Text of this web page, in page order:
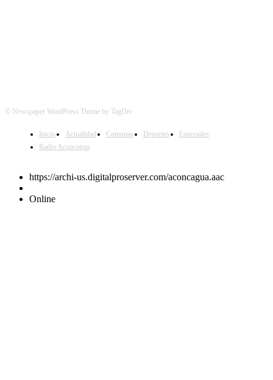
© Newspaper WordPress Theme by TagDiv
Inicio Actualidad Comunas Deportes
Especiales
Radio Aconcagua
https://archi-us.digitalproserver.com/aconcagua.aac
Online